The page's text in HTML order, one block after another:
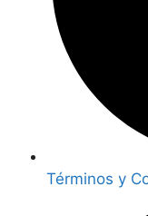
Términos y